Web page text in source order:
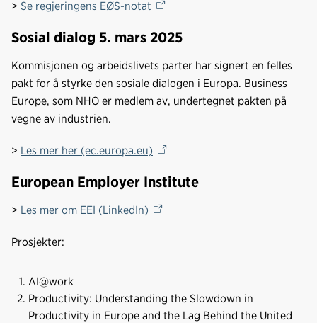
> Se regjeringens EØS-notat
Sosial dialog 5. mars 2025
Kommisjonen og arbeidslivets parter har signert en felles
pakt for å styrke den sosiale dialogen i Europa. Business
Europe, som NHO er medlem av, undertegnet pakten på
vegne av industrien.
> Les mer her (ec.europa.eu)
European Employer Institute
> Les mer om EEI (LinkedIn)
Prosjekter:
AI@work
Productivity: Understanding the Slowdown in
Productivity in Europe and the Lag Behind the United